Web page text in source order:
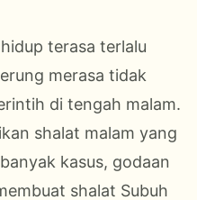
terasa terlalu
merasa tidak
di tengah malam.
shalat malam yang
kasus, godaan
shalat Subuh